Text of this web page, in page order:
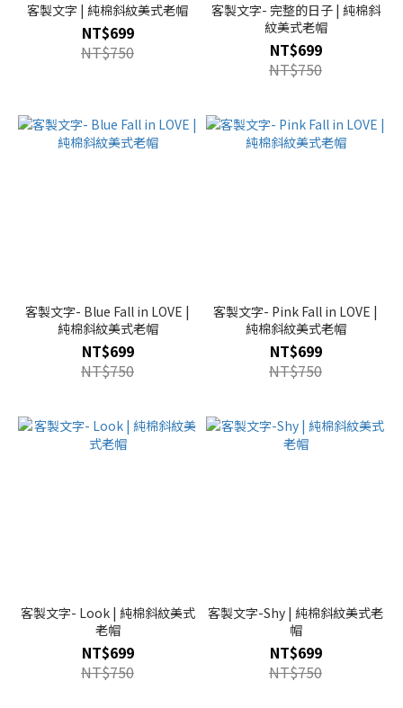
客製文字 | 純棉斜紋美式老帽
NT$699
NT$750
客製文字- 完整的日子 | 純棉斜
紋美式老帽
NT$699
NT$750
客製文字- Blue Fall in LOVE |
純棉斜紋美式老帽
NT$699
NT$750
客製文字- Pink Fall in LOVE |
純棉斜紋美式老帽
NT$699
NT$750
客製文字- Look | 純棉斜紋美式
老帽
NT$699
NT$750
客製文字-Shy | 純棉斜紋美式老
帽
NT$699
NT$750